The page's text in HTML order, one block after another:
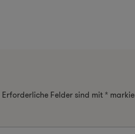
Erforderliche Felder sind mit *